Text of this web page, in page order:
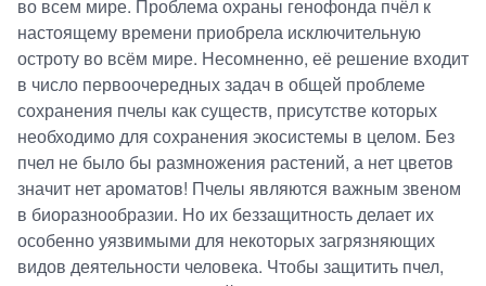
во всем мире. Проблема охраны генофонда пчёл к
настоящему времени приобрела исключительную
остроту во всём мире. Несомненно, её решение входит
в число первоочередных задач в общей проблеме
сохранения пчелы как существ, присутстве которых
необходимо для сохранения экосистемы в целом. Без
пчел не было бы размножения растений, а нет цветов
значит нет ароматов! Пчелы являются важным звеном
в биоразнообразии. Но их беззащитность делает их
особенно уязвимыми для некоторых загрязняющих
видов деятельности человека. Чтобы защитить пчел,